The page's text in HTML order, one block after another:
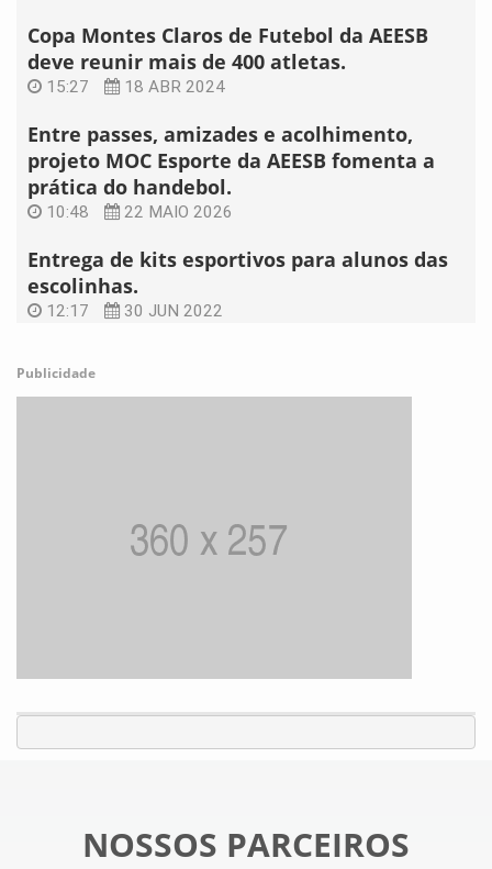
Copa Montes Claros de Futebol da AEESB
deve reunir mais de 400 atletas.
15:27 18 ABR 2024
Entre passes, amizades e acolhimento,
projeto MOC Esporte da AEESB fomenta a
prática do handebol.
10:48 22 MAIO 2026
Entrega de kits esportivos para alunos das
escolinhas.
12:17 30 JUN 2022
Publicidade
NOSSOS PARCEIROS